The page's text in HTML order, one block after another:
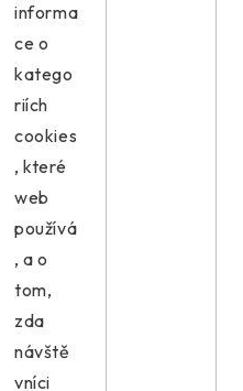
informa
ce o
katego
riích
cookies
, které
web
používá
, a o
tom,
zda
návště
vníci